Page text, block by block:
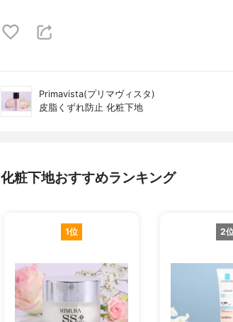
Primavista(プリマヴィスタ)
皮脂くずれ防止 化粧下地
化粧下地おすすめランキング
1位 2